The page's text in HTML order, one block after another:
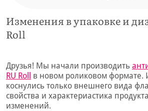
Изменения в упаковке и
Roll
Друзья! Мы начали производить
RU Roll
в новом роликовом формате.
коснулись только внешнего вида
свойства и характериастика
изменений.